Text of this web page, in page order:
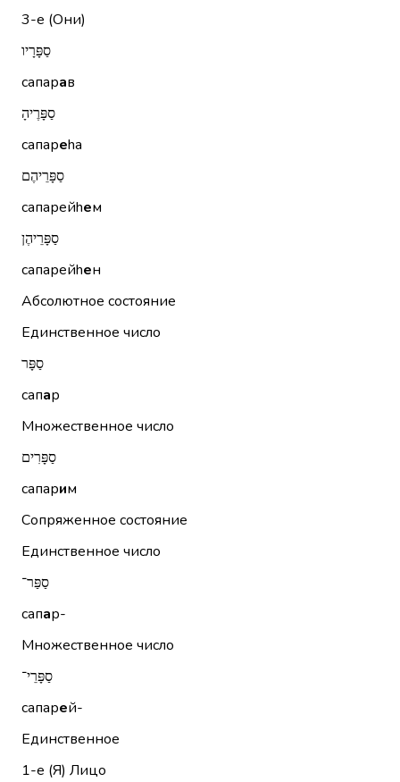
3-е (Они)
סַפָּרָיו
сапарав
סַפָּרֶיהָ
сапареhа
סַפָּרֵיהֶם
сапарейhем
סַפָּרֵיהֶן
сапарейhен
Абсолютное состояние
Единственное число
סַפָּר
сапар
Множественное число
סַפָּרִים
сапарим
Сопряженное состояние
Единственное число
סַפַּר־
сапар-
Множественное число
סַפָּרֵי־
сапарей-
Единственное
1-е (Я) Лицо